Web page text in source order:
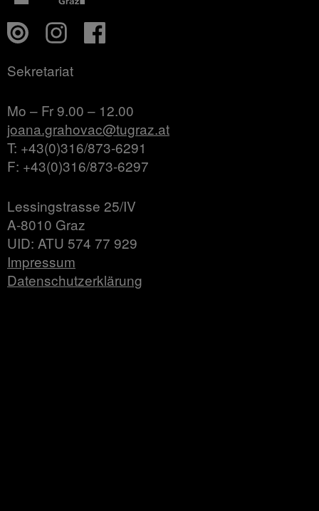
Sekretariat
Mo – Fr 9.00 – 12.00
joana.grahovac@tugraz.at
T: +43(0)316/873-6291
F: +43(0)316/873-6297
Lessingstrasse 25/IV
A-8010 Graz
UID: ATU 574 77 929
Impressum
Datenschutzerklärung